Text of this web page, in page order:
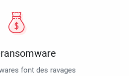
font des ravages